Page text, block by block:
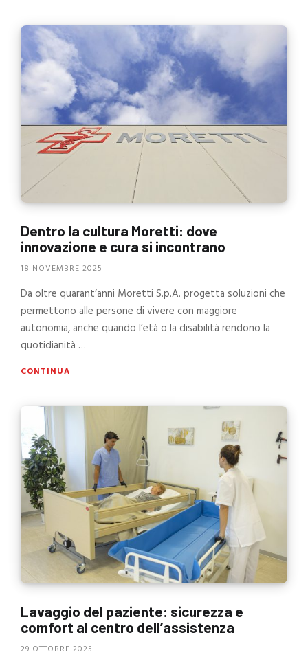
Dentro la cultura Moretti: dove
innovazione e cura si incontrano
18 NOVEMBRE 2025
Da oltre quarant’anni Moretti S.p.A. progetta soluzioni che
permettono alle persone di vivere con maggiore
autonomia, anche quando l’età o la disabilità rendono la
quotidianità …
CONTINUA
Lavaggio del paziente: sicurezza e
comfort al centro dell’assistenza
29 OTTOBRE 2025